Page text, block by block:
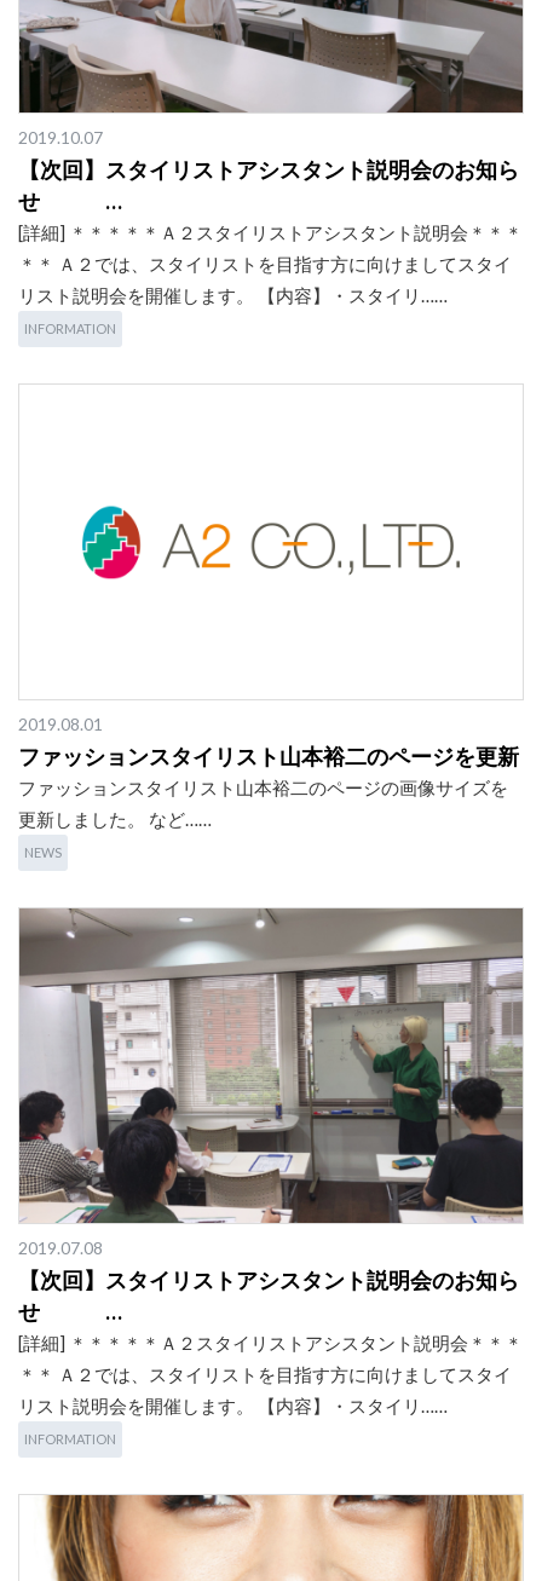
2019.10.07
【次回】スタイリストアシスタント説明会のお知ら
せ …
[詳細] ＊＊＊＊＊Ａ２スタイリストアシスタント説明会＊＊＊
＊＊ Ａ２では、スタイリストを目指す方に向けましてスタイ
リスト説明会を開催します。 【内容】・スタイリ……
INFORMATION
2019.08.01
ファッションスタイリスト山本裕二のページを更新
ファッションスタイリスト山本裕二のページの画像サイズを
更新しました。 など……
NEWS
2019.07.08
【次回】スタイリストアシスタント説明会のお知ら
せ …
[詳細] ＊＊＊＊＊Ａ２スタイリストアシスタント説明会＊＊＊
＊＊ Ａ２では、スタイリストを目指す方に向けましてスタイ
リスト説明会を開催します。 【内容】・スタイリ……
INFORMATION